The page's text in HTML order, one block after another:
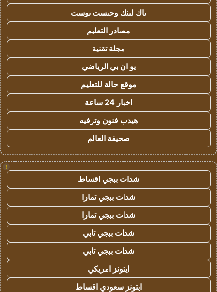
باك لينك وجيست بوست
مصادر التعليم
مجلة تقنية
يو ان بي الرياضي
موقع حالة للتعليم
اخبار 24 ساعة
هيدب فنون وترفيه
صحيفة العالم
!
شدات ببجي اقساط
شدات ببجي تمارا
شدات ببجي تمارا
شدات ببجي تابي
شدات ببجي تابي
ايتونز امريكي
ايتونز سعودي اقساط